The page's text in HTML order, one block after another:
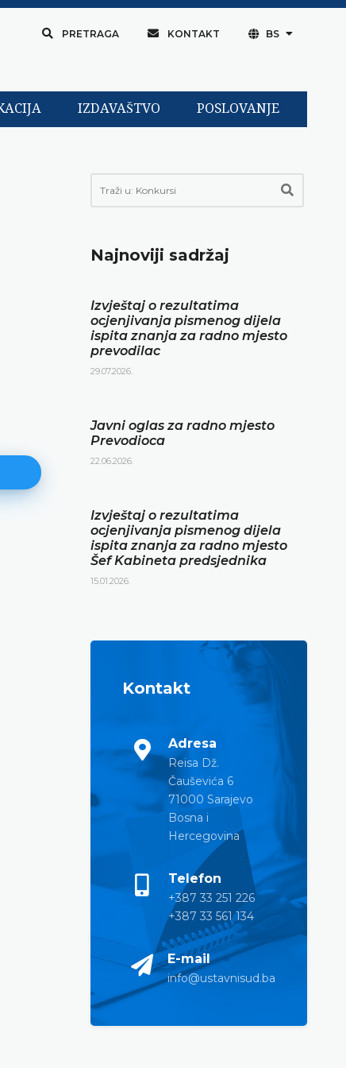
PRETRAGA KONTAKT BS
IZDAVAŠTVO POSLOVANJE
Izvještaj o rezultatima
pismenog dijela ispita znanja
mjesto Šef Kabineta
DETALJNIJE
Najnoviji sadržaj
Izvještaj o rezultatima
ocjenjivanja pismenog dijela
ispita znanja za radno mjesto
prevodilac
29.07.2026.
Javni oglas za radno mjesto
Prevodioca
22.06.2026.
Izvještaj o rezultatima
ocjenjivanja pismenog dijela
ispita znanja za radno mjesto
Šef Kabineta predsjednika
15.01.2026.
Kontakt
Adresa
Reisa Dž.
Čauševića 6
71000 Sarajevo
Bosna i
Hercegovina
Telefon
+387 33 251 226
+387 33 561 134
E-mail
info@ustavnisud.ba